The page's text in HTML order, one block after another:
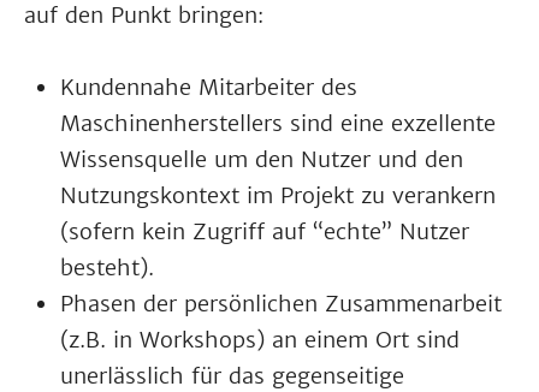
auf den Punkt bringen:
Kundennahe Mitarbeiter des
Maschinenherstellers sind eine exzellente
Wissensquelle um den Nutzer und den
Nutzungskontext im Projekt zu verankern
(sofern kein Zugriff auf “echte” Nutzer
besteht).
Phasen der persönlichen Zusammenarbeit
(z.B. in Workshops) an einem Ort sind
unerlässlich für das gegenseitige